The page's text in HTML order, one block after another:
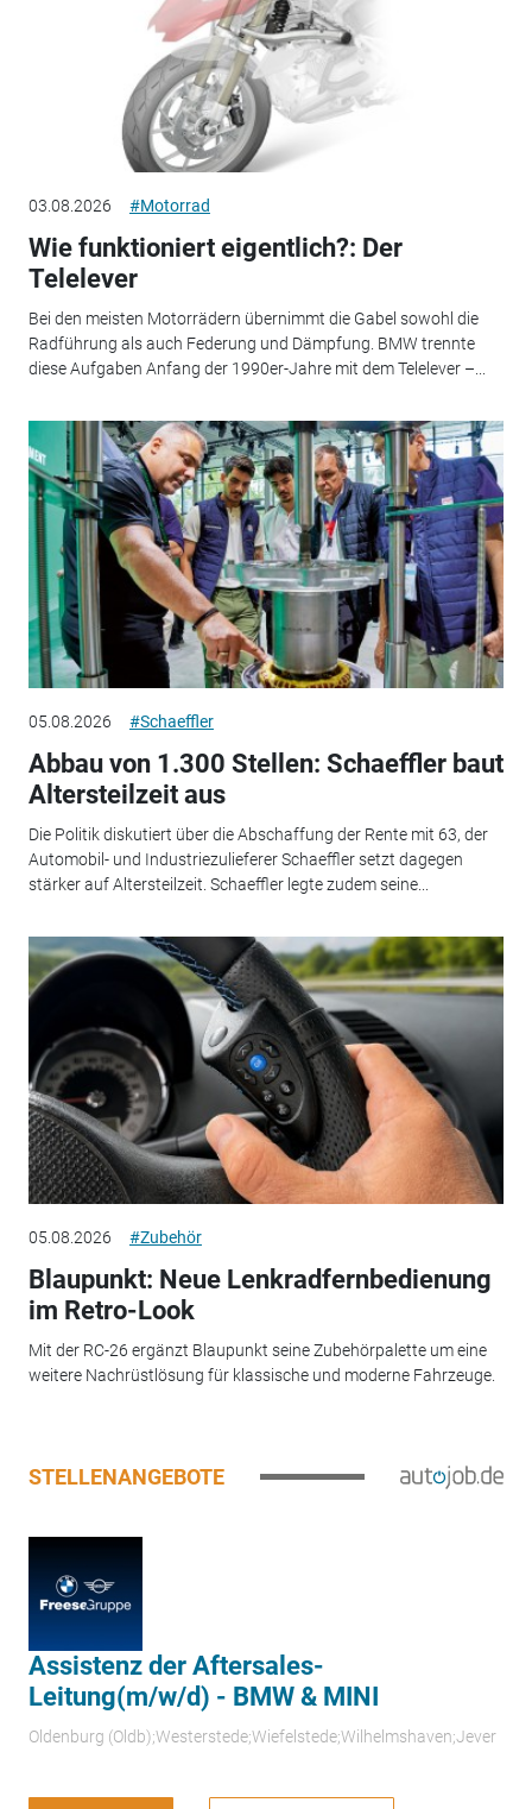
03.08.2026 #Motorrad
Wie funktioniert eigentlich?: Der
Telelever
Bei den meisten Motorrädern übernimmt die Gabel sowohl die
Radführung als auch Federung und Dämpfung. BMW trennte
diese Aufgaben Anfang der 1990er-Jahre mit dem Telelever –...
05.08.2026 #Schaeffler
Abbau von 1.300 Stellen: Schaeffler baut
Altersteilzeit aus
Die Politik diskutiert über die Abschaffung der Rente mit 63, der
Automobil- und Industriezulieferer Schaeffler setzt dagegen
stärker auf Altersteilzeit. Schaeffler legte zudem seine...
05.08.2026 #Zubehör
Blaupunkt: Neue Lenkradfernbedienung
im Retro-Look
Mit der RC-26 ergänzt Blaupunkt seine Zubehörpalette um eine
weitere Nachrüstlösung für klassische und moderne Fahrzeuge.
STELLENANGEBOTE
Assistenz der Aftersales-
Leitung(m/w/d) - BMW & MINI
Oldenburg (Oldb);Westerstede;Wiefelstede;Wilhelmshaven;Jever